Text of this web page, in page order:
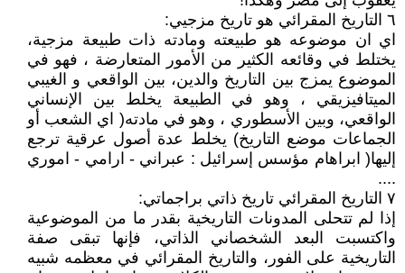
٦ التاريخ المقرائي هو تاريخ مزجيي:
اي ان موضوعه هو طبيعته ومادته ذات طبيعة مزجية،
يختلط في وقائعه الكثير من الأمور المتعارضة ، فهو في
الموضوع يمزج بين التاريخ والدين، بين الواقعي و الغيبي
الميتافيزيقي ، وهو في الطبيعة يخلط بين الإنساني
الواقعي، وبين الأسطوري ، وهو في مادته( اي الشعب أو
الجماعات موضع التاريخ) يخلط عدة أصول عرقية ترجع
إليها( ابراهام مؤسس إسرائيل : عبراني - ارامي - اموري
....
٧ التاريخ المقرائي تاريخ ذاتي براجماتي:
إذا لم تتحلى المدونات التاريخية بقدر ما من الموضوعية
واكتسبت البعد الشخصاني الذاتي، فإنها تبقى صفة
التاريخية على الفور، والتاريخ المقرائي في معظمه شبيه